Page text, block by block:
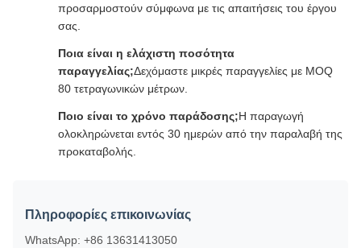
προσαρμοστούν σύμφωνα με τις απαιτήσεις του έργου
σας.
Ποια είναι η ελάχιστη ποσότητα
παραγγελίας;Δεχόμαστε μικρές παραγγελίες με MOQ
80 τετραγωνικών μέτρων.
Ποιο είναι το χρόνο παράδοσης;Η παραγωγή
ολοκληρώνεται εντός 30 ημερών από την παραλαβή της
προκαταβολής.
Πληροφορίες επικοινωνίας
WhatsApp: +86 13631413050